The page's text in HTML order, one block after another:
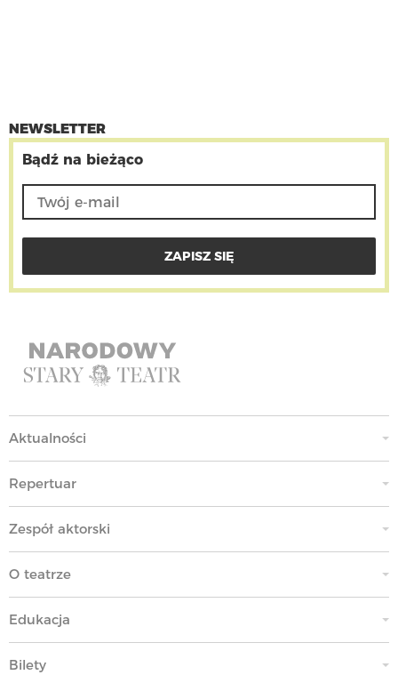
NEWSLETTER
Bądź na bieżąco
Aktualności
Repertuar
Zespół aktorski
O teatrze
Edukacja
Bilety